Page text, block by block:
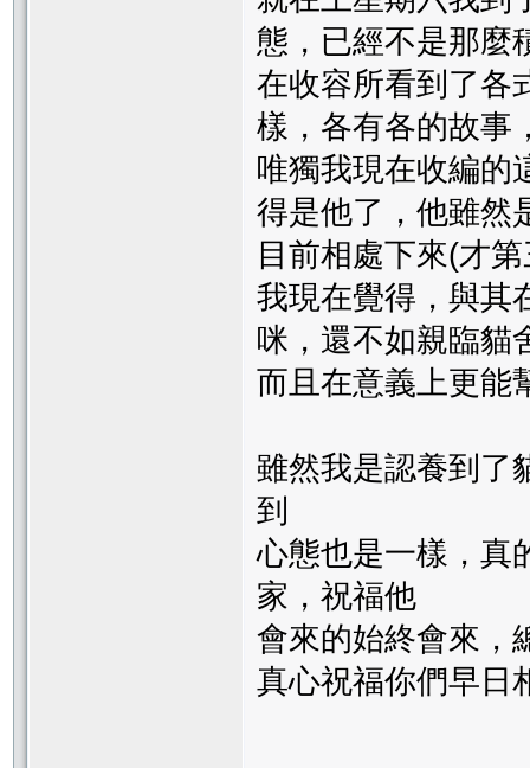
態，已經不是那麼
在收容所看到了各
樣，各有各的故事
唯獨我現在收編的
得是他了，他雖然
目前相處下來(才
我現在覺得，與其
咪，還不如親臨貓
而且在意義上更能
雖然我是認養到了
到
心態也是一樣，真
家，祝福他
會來的始終會來，
真心祝福你們早日